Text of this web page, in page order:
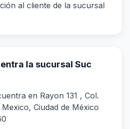
al cliente de la sucursal
la sucursal Suc
en Rayon 131 , Col.
Ciudad de México